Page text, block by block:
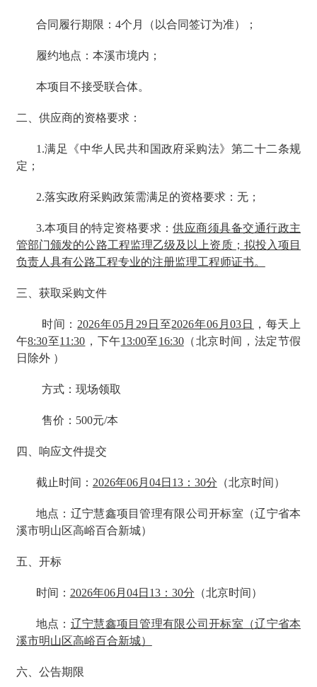
合同履行期限：4个月（以合同签订为准）；
履约地点：本溪市境内；
本项目不接受联合体。
二、供应商的资格要求：
1.满足《中华人民共和国政府采购法》第二十二条规
定；
2.落实政府采购政策需满足的资格要求：无；
3.本项目的特定资格要求：供应商须具备交通行政主
管部门颁发的公路工程监理乙级及以上资质；拟投入项目
负责人具有公路工程专业的注册监理工程师证书。
三、获取采购文件
时间： 2026年05月29日 至2026年06月03日
，每天上
午8:30至11:30 ，下午13:00至16:30（北京时间，法定节假
日除外 ）
方式：现场领取
售价：500元/本
四、响应文件提交
截止时间： 2026年06月04日13：30分 （北京时间）
地点：辽宁慧鑫项目管理有限公司开标室（辽宁省本
溪市明山区高峪百合新城）
五、开标
时间： 2026年06月04日13：30分 （北京时间）
地点： 辽宁慧鑫项目管理有限公司开标室（辽宁省本
溪市明山区高峪百合新城）
六、公告期限